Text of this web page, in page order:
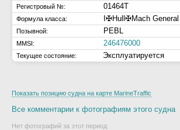
Регистровый №: 01464T
Формула класса: I✠Hull✠Mach
Позывной: PEBL
MMSI: 246476000
Текущее состояние: Эксплуатируется
Показать позицию судна на карте MarineTraffic
Все комментарии к фотографиям этого судна
Нет фотографий за этот период